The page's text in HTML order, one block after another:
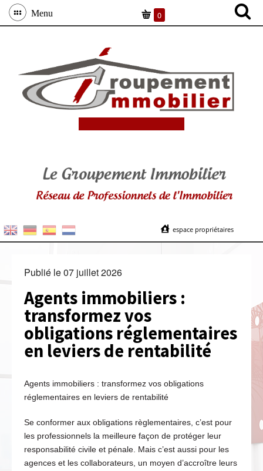
Menu 0
espace propriétaires
Publié le07 juillet 2026
Agents immobiliers :
transformez vos
obligations réglementaires
en leviers de rentabilité
Agents immobiliers : transformez vos obligations
réglementaires en leviers de rentabilité
Se conformer aux obligations règlementaires, c’est pour
les professionnels la meilleure façon de protéger leur
responsabilité civile et pénale. Mais c’est aussi pour les
agences et les collaborateurs, un moyen d’accroître leurs